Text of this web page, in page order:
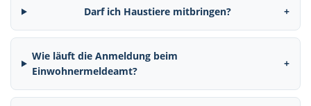
Darf ich Haustiere mitbringen? +
Wie läuft die Anmeldung beim
Einwohnermeldeamt?
+